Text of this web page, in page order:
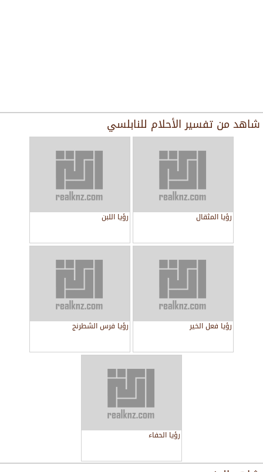
شاهد من تفسير الأحلام للنابلسي
رؤيا المثقال رؤيا اللبن
رؤيا فعل الخير رؤيا فرس الشطرنج
رؤيا الحفاء